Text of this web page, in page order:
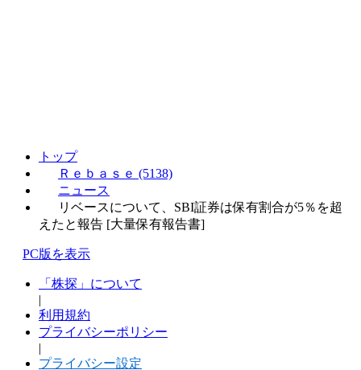
トップ
Ｒｅｂａｓｅ (5138)
ニュース
リベースについて、SBI証券は保有割合が5％を超
えたと報告 [大量保有報告書]
PC版を表示
「株探」について
|
利用規約
プライバシーポリシー
|
プライバシー設定